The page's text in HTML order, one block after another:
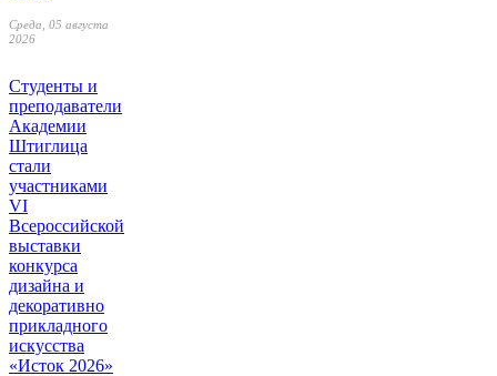
Среда, 05 августа
2026
Студенты и
преподаватели
Академии
Штиглица
стали
участниками
VI
Всероссийской
выставки
конкурса
дизайна и
декоративно
прикладного
искусства
«Исток 2026»